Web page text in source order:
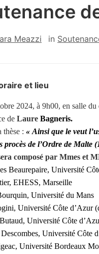
Meazzi in
et lieu
2024, à 9h00, en salle
de Laure Bagneris.
thèse : « Ainsi que le veut
procès de l’Ordre de Malte
composé par Mmes et
Beaurepaire, Université
EHESS, Marseille
Université du Mans
Université Côte d’Azur
Université Côte
Descombes, Université Côte
Université Bordeaux